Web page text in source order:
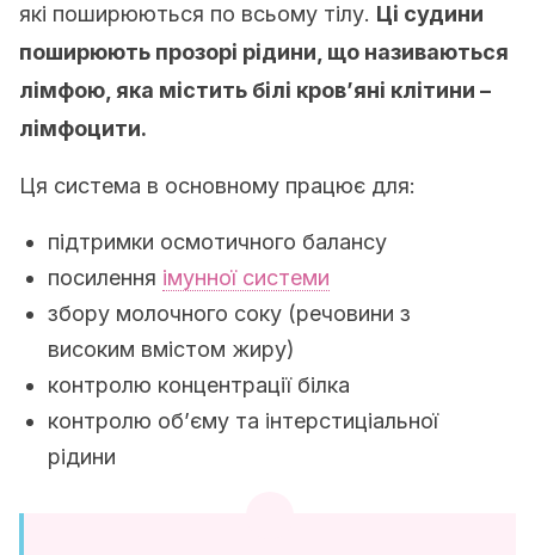
які поширюються по всьому тілу. Ці судини
поширюють прозорі рідини, що називаються
лімфою, яка містить білі кров’яні клітини –
лімфоцити.
Ця система в основному працює для:
підтримки осмотичного балансу
посилення імунної системи
збору молочного соку (речовини з
високим вмістом жиру)
контролю концентрації білка
контролю об’єму та інтерстиціальної
рідини